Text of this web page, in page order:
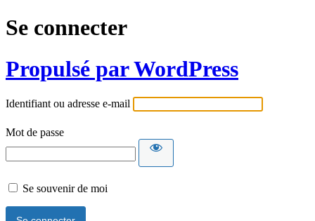
Se connecter
Propulsé par WordPress
Identifiant ou adresse e-mail
Mot de passe
Se souvenir de moi